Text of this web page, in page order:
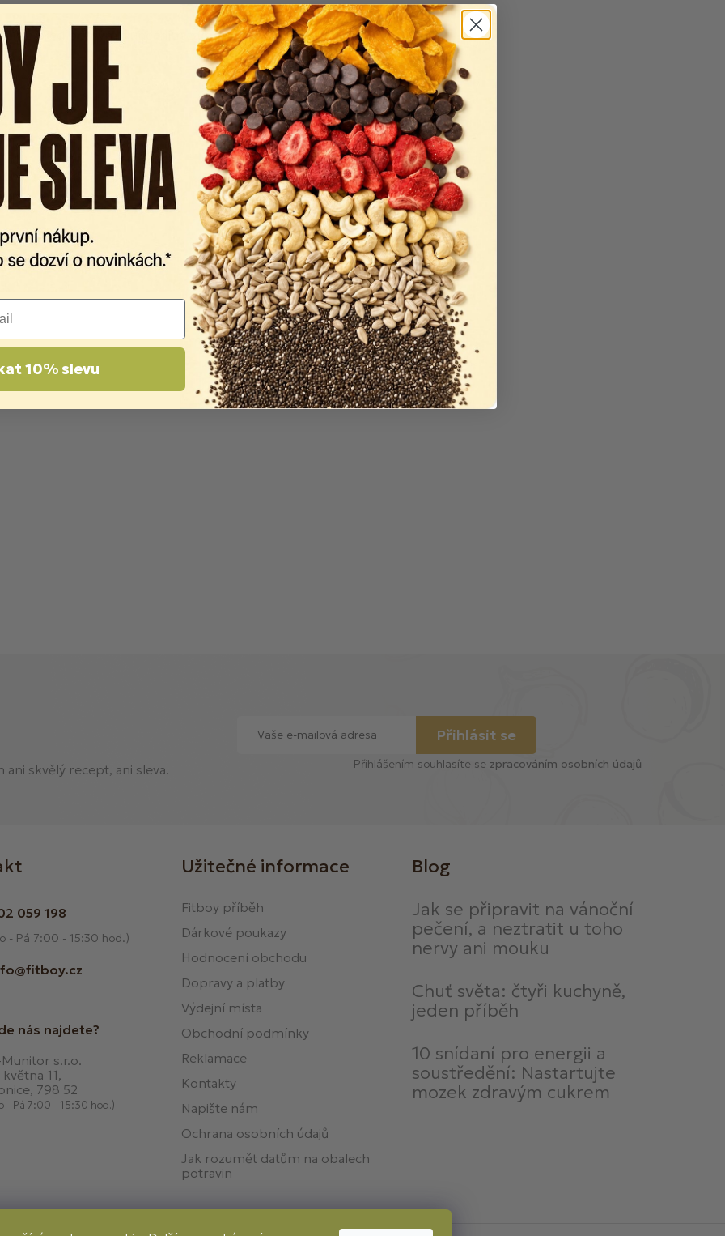
před přímým slunečním zářením.
ani skvělý recept, ani sleva.
Přihlásit se
Přihlášením souhlasíte se zpracováním osobních údajů
059 198
- Pá 7:00 - 15:30 hod.)
nás najdete?
Munitor s.r.o.
května 11,
798 52
- Pá 7:00 - 15:30 hod.)
Užitečné informace
Fitboy příběh
Dárkové poukazy
Hodnocení obchodu
Dopravy a platby
Výdejní místa
Obchodní podmínky
Reklamace
Kontakty
Napište nám
Ochrana osobních údajů
Jak rozumět datům na obalech
potravin
Blog
Jak se připravit na vánoční
pečení, a neztratit u toho
nervy ani mouku
Chuť světa: čtyři kuchyně,
jeden příběh
10 snídaní pro energii a
soustředění: Nastartujte
mozek zdravým cukrem
10% slevu